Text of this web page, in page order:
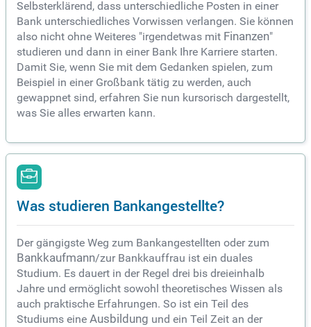
Selbsterklärend, dass unterschiedliche Posten in einer
Bank unterschiedliches Vorwissen verlangen. Sie können
also nicht ohne Weiteres "irgendetwas mit Finanzen"
studieren und dann in einer Bank Ihre Karriere starten.
Damit Sie, wenn Sie mit dem Gedanken spielen, zum
Beispiel in einer Großbank tätig zu werden, auch
gewappnet sind, erfahren Sie nun kursorisch dargestellt,
was Sie alles erwarten kann.
Was studieren Bankangestellte?
Der gängigste Weg zum Bankangestellten oder zum
Bankkaufmann/zur Bankkauffrau ist ein duales
Studium. Es dauert in der Regel drei bis dreieinhalb
Jahre und ermöglicht sowohl theoretisches Wissen als
auch praktische Erfahrungen. So ist ein Teil des
Studiums eine Ausbildung und ein Teil Zeit an der